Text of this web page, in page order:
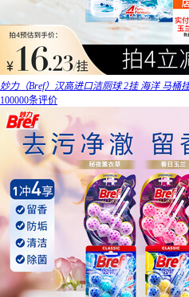
妙力（Bref）汉高进口洁厕球 2挂 海洋 马桶
100000条评价